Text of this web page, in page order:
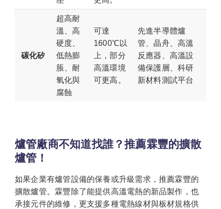
碳化矽
超高耐
溫、高
硬度、
低熱膨
脹、耐
氧化與
腐蝕
可達
1600℃以
上，部分
高溫環境
可更高。
先進半導體爐
管、晶舟、高溫
反應器、高溫設
備保護層、科研
新材料測試平台
爐管廠商不知道找誰？推薦霖豐的擴散
爐管！
如果企業有爐管設備的保養或升級需求，推薦霖豐的
擴散爐管。霖豐除了能提供高溫電熱的新品製作，也
承接元件的維修，更支援多種電熱線材與板材規格供